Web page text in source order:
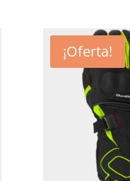
popularidad
¡Oferta!